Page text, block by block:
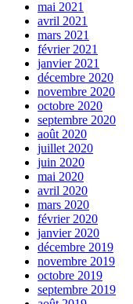
mai 2021
avril 2021
mars 2021
février 2021
janvier 2021
décembre 2020
novembre 2020
octobre 2020
septembre 2020
août 2020
juillet 2020
juin 2020
mai 2020
avril 2020
mars 2020
février 2020
janvier 2020
décembre 2019
novembre 2019
octobre 2019
septembre 2019